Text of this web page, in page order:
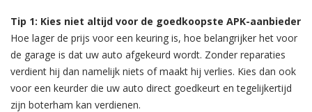
Tip 1: Kies niet altijd voor de goedkoopste APK-aanbieder
Hoe lager de prijs voor een keuring is, hoe belangrijker het voor
de garage is dat uw auto afgekeurd wordt. Zonder reparaties
verdient hij dan namelijk niets of maakt hij verlies. Kies dan ook
voor een keurder die uw auto direct goedkeurt en tegelijkertijd
zijn boterham kan verdienen.